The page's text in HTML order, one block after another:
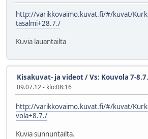
http://varikkovaimo.kuvat.fi/#/kuvat/
tasalmi+28.7./
Kuvia lauantailta
Kisakuvat- ja videot/Vs: Kouvola 7-
09.07.12 - klo:08:16
http://varikkovaimo.kuvat.fi/#/kuvat/
vola+8.7./
Kuvia sunnuntailta.